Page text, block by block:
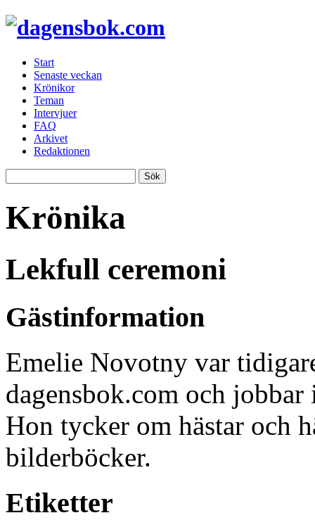
Start
Senaste veckan
Krönikor
Teman
Intervjuer
FAQ
Arkivet
Redaktionen
Krönika
Lekfull ceremoni
Gästinformation
Emelie Novotny var
dagensbok.com och
Hon tycker om hästar och
bilderböcker.
Etiketter